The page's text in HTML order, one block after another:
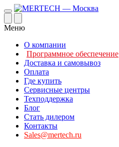
Меню
О компании
Программное обеспечение
Доставка и самовывоз
Оплата
Где купить
Сервисные центры
Техподдержка
Блог
Стать дилером
Контакты
Sales@mertech.ru